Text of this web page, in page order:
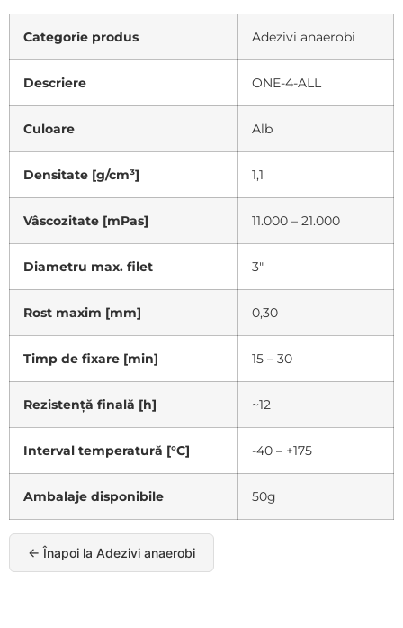
Categorie produs Adezivi anaerobi
Descriere ONE-4-ALL
Culoare Alb
Densitate [g/cm³] 1,1
Vâscozitate [mPas] 11.000 – 21.000
Diametru max. filet 3"
Rost maxim [mm] 0,30
Timp de fixare [min] 15 – 30
Rezistență finală [h] ~12
Interval temperatură [°C] -40 – +175
Ambalaje disponibile 50g
← Înapoi la Adezivi anaerobi